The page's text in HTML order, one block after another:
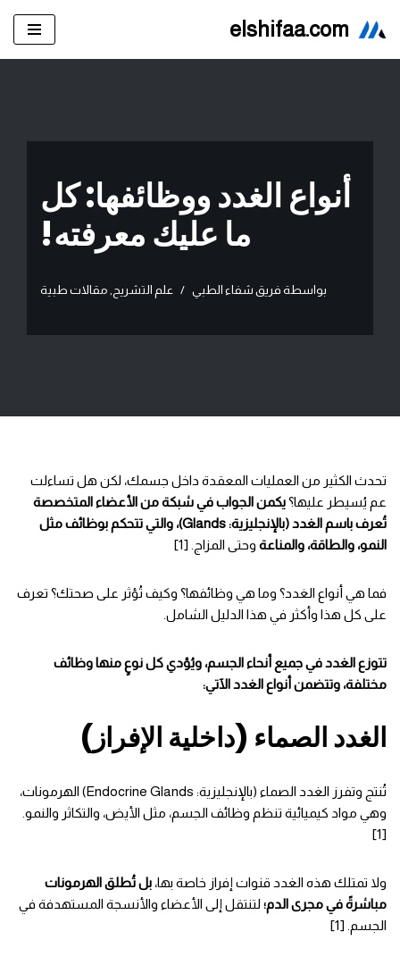
elshifaa.com
أنواع الغدد ووظائفها: كل
ما عليك معرفته!
بواسطة فريق شفاء الطبي علم التشريح مقالات طبية
تحدث الكثير من العمليات المعقدة داخل جسمك، لكن هل تساءلت
عم يُسيطر عليها؟يكمن الجواب في شبكة من الأعضاء المتخصصة
تُعرف باسم الغدد (بالإنجليزية: Glands)، والتي تتحكم بوظائف مثل
النمو، والطاقة، والمناعة وحتى المزاج. [1]
فما هي أنواع الغدد؟ وما هي وظائفها؟ وكيف تُؤثر على صحتك؟ تعرف
على كل هذا وأكثر في هذا الدليل الشامل.
تتوزع الغدد في جميع أنحاء الجسم، ويُؤدي كل نوعٍ منها وظائف
مختلفة، وتتضمن أنواع الغدد الآتي:
الغدد الصماء (داخلية الإفراز)
تُنتج وتفرز الغدد الصماء (بالإنجليزية: Endocrine Glands) الهرمونات،
وهي مواد كيميائية تنظم وظائف الجسم، مثل الأيض، والتكاثر والنمو.
[1]
ولا تمتلك هذه الغدد قنوات إفراز خاصة بها، بل تُطلق الهرمونات
مباشرةً في مجرى الدم؛ لتنتقل إلى الأعضاء والأنسجة المستهدفة في
الجسم. [1]